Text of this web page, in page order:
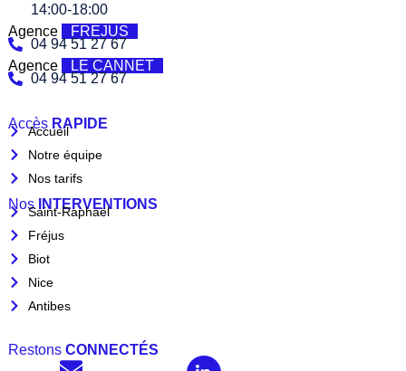
14:00-18:00
Agence
FREJUS
04 94 51 27 67
Agence
LE CANNET
04 94 51 27 67
Accès RAPIDE
Accueil
Notre équipe
Nos tarifs
Nos INTERVENTIONS
Saint-Raphaël
Fréjus
Biot
Nice
Antibes
Restons CONNECTÉS